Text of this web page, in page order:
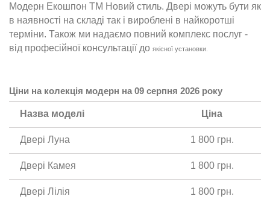
Модерн Екошпон ТМ Новий стиль. Двері можуть бути як
в наявності на складі так і вироблені в найкоротші
терміни. Також ми надаємо повний комплекс послуг -
від професійної консультації до якісної установки
Ціни на колекція модерн на 09 серпня 2026 року
Назва моделі Ціна
Двері Луна 1 800 грн.
Двері Камея 1 800 грн.
Двері Лілія 1 800 грн.